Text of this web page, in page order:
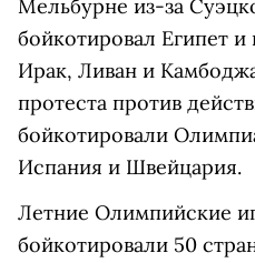
Мельбурне из-за
бойкотировал Египет и
Ирак, Ливан и
протеста против
бойкотировали
Испания и Швейцария.
Летние Олимпийские
бойкотировали 50